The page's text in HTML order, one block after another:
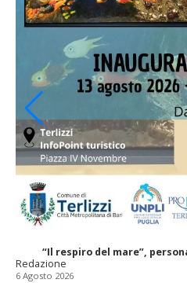
“Il respiro del mare”,
Redazione
6 Agosto 2026